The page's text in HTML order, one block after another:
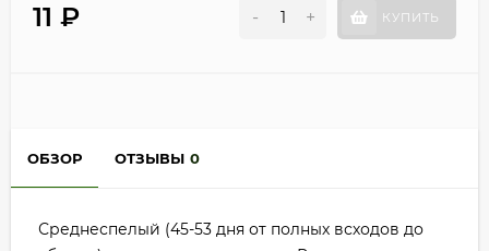
11 ₽ - + КУПИТЬ
ОБЗОР ОТЗЫВЫ 0
Среднеспелый (45-53 дня от полных всходов до